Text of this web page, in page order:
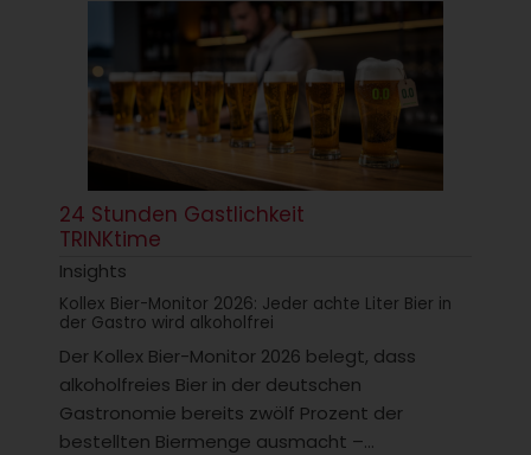
24 Stunden Gastlichkeit
TRINKtime
Insights
Kollex Bier-Monitor 2026: Jeder achte Liter Bier in
der Gastro wird alkoholfrei
Der Kollex Bier-Monitor 2026 belegt, dass
alkoholfreies Bier in der deutschen
Gastronomie bereits zwölf Prozent der
bestellten Biermenge ausmacht –...